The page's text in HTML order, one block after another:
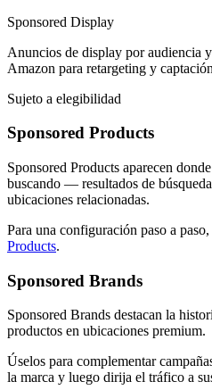
Sponsored Display
Anuncios de display por audiencia
Amazon para retargeting y
Sujeto a elegibilidad
Sponsored Products
Sponsored Products aparecen
buscando — resultados de
ubicaciones relacionadas.
Para una configuración paso a paso,
Products.
Sponsored Brands
Sponsored Brands destacan la
productos en ubicaciones premium.
Úselos para complementar
la marca y luego dirija el tráfico a